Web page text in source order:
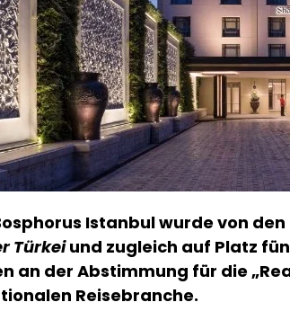
Istanbul wurde von
Türkeiund zugleich auf Platz
an der Abstimmung für die
Reisebranche.